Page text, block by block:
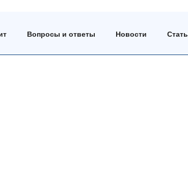
Вопросы и ответы Новости